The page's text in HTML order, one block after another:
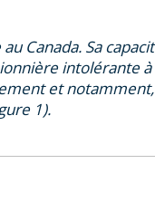
Canada. Sa
intolérante à
et
1).